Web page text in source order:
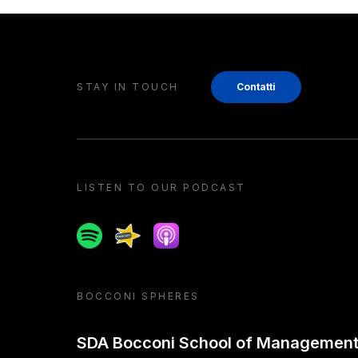
STAY IN TOUCH Contatti
LISTEN TO OUR PODCAST
SpotifySpreakerApple podcast
BOCCONI SPHERES
SDA Bocconi School of Management